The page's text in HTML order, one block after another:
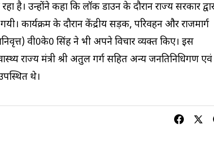
है। उन्होंने कहा कि लॉक डाउन के दौरान राज्य सरकार
कार्यक्रम के दौरान केंद्रीय सड़क, परिवहन और राजमार्ग
वी0के0 सिंह ने भी अपने विचार व्यक्त किए। इस
राज्य मंत्री श्री अतुल गर्ग सहित अन्य जनप्रतिनिधिगण एवं
थे।